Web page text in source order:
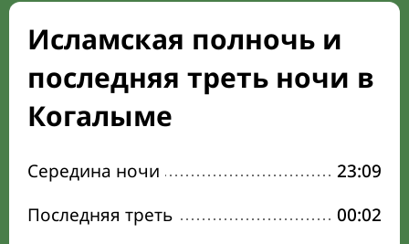
Исламская полночь и
последняя треть ночи в
Когалыме
Середина ночи
23:09
Последняя треть
00:02